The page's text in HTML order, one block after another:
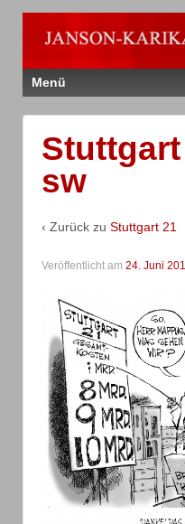
Menü
Stuttgart
sw
‹ Zurück zu Stuttgart 21
Veröffentlicht am 24. Juni